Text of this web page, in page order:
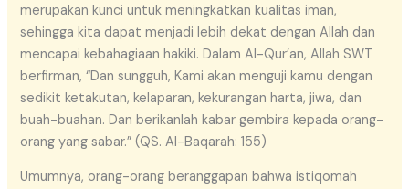
merupakan kunci untuk meningkatkan kualitas iman,
sehingga kita dapat menjadi lebih dekat dengan Allah dan
mencapai kebahagiaan hakiki. Dalam Al-Qur’an, Allah SWT
berfirman, “Dan sungguh, Kami akan menguji kamu dengan
sedikit ketakutan, kelaparan, kekurangan harta, jiwa, dan
buah-buahan. Dan berikanlah kabar gembira kepada orang-
orang yang sabar.” (QS. Al-Baqarah: 155)
Umumnya, orang-orang beranggapan bahwa istiqomah